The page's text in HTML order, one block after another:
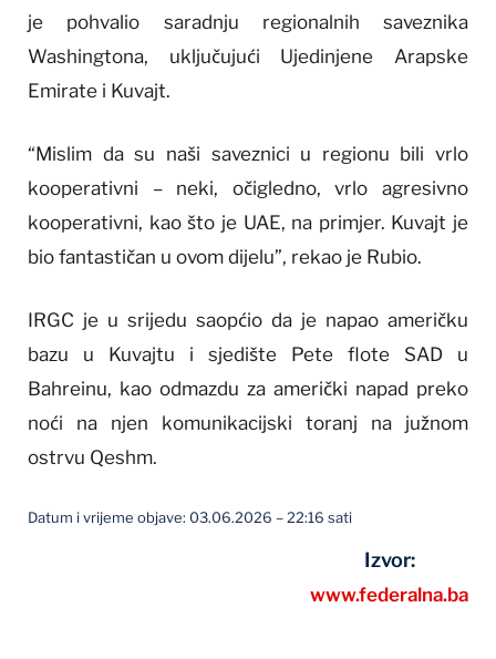
je pohvalio saradnju regionalnih saveznika
Washingtona, uključujući Ujedinjene Arapske
Emirate i Kuvajt.
“Mislim da su naši saveznici u regionu bili vrlo
kooperativni – neki, očigledno, vrlo agresivno
kooperativni, kao što je UAE, na primjer. Kuvajt je
bio fantastičan u ovom dijelu”, rekao je Rubio.
IRGC je u srijedu saopćio da je napao američku
bazu u Kuvajtu i sjedište Pete flote SAD u
Bahreinu, kao odmazdu za američki napad preko
noći na njen komunikacijski toranj na južnom
ostrvu Qeshm.
Datum i vrijeme objave: 03.06.2026 – 22:16 sati
Izvor:
www.federalna.ba